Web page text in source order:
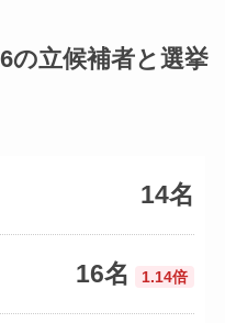
の立候補者と選挙
14名
16名 1.14倍